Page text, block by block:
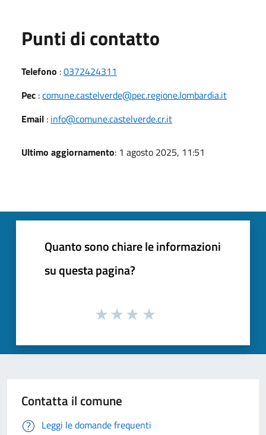
Punti di contatto
Telefono :0372424311
Pec :comune.castelverde@pec.regione.lombardia.it
Email : info@comune.castelverde.cr.it
Ultimo aggiornamento: 1 agosto 2025, 11:51
Quanto sono chiare le informazioni
su questa pagina?
Contatta il comune
Leggi le domande frequenti